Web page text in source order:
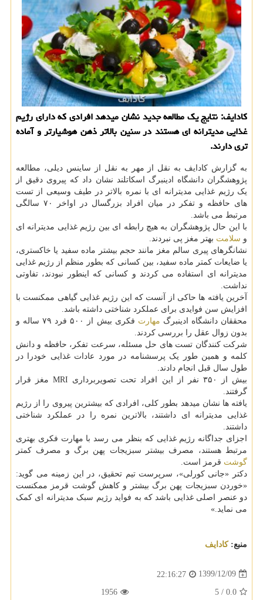
کادایف: نتایج یک مطالعه جدید نشان میدهد افرادی که دارای رژیم
غذایی مدیترانه ای هستند در سنین بالاتر ذهن هوشیارتر و آماده
تری دارند.
به گزارش کادایف به نقل از مهر به نقل از ساینس دیلی، مطالعه
پژوهشگران دانشگاه ادینبرگ اسکاتلند نشان داد که پیروی دقیق از
یک رژیم غذایی مدیترانه ای با نمره بالاتر در طیف وسیعی از تست
های حافظه و تفکر در میان افراد بزرگسال در اواخر ۷۰ سالگی
مرتبط می باشد.
با این حال پژوهشگران به هیچ رابطه ای بین رژیم غذایی مدیترانه ای
و سلامت بهتر مغز پی نبردند.
نشانگرهای پیری سالم مغز مانند حجم بیشتر ماده سفید یا خاکستری،
یا ضایعات کمتر ماده سفید، بین کسانی که بطور منظم از رژیم غذایی
مدیترانه ای استفاده می کردند و کسانی که اینطور نبودند، تفاوتی
نداشت.
آخرین یافته ها حاکی از آنست که این رژیم غذایی گیاهی ممکنست با
افزایش سن فوایدی برای عملکرد شناختی داشته باشد.
محققان دانشگاه ادینبرگ مهارت
فکری بیش از ۵۰۰ فرد ۷۹ ساله و
بدون زوال عقل را بررسی کردند.
شرکت کنندگان تست های حل مسئله، سرعت تفکر، حافظه و دانش
کلمه و همین طور یک پرسشنامه در مورد عادات غذایی خودرا در
طول سال قبل انجام دادند.
بیش از ۳۵۰ نفر از این افراد تحت تصویربرداری MRI مغز قرار
گرفتند.
یافته ها نشان میدهد بطور کلی، افرادی که بیشترین پیروی را از رژیم
غذایی مدیترانه ای داشتند، بالاترین نمره را در عملکرد شناختی
داشتند.
اجزای جداگانه رژیم غذایی که بنظر می رسد با مهارت فکری بهتری
مرتبط هستند، مصرف بیشتر سبزیجات پهن برگ و مصرف کمتر
گوشت قرمز است.
دکتر «جانی کورلی»، سرپرست تیم تحقیق، در این زمینه می گوید:
«خوردن سبزیجات پهن برگ بیشتر و کاهش گوشت قرمز ممکنست
دو عنصر اصلی غذایی باشد که به فواید رژیم سبک مدیترانه ای کمک
می نماید.»
منبع:كادایف
1399/12/09
22:16:27
0.0
/
5
1956